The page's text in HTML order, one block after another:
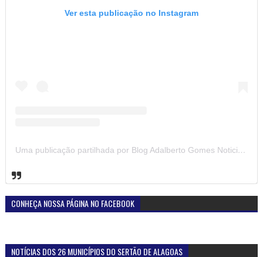
Ver esta publicação no Instagram
Uma publicação partilhada por Blog Adalberto Gomes Noticias (@blogadalbertogomesnoticiass)
CONHEÇA NOSSA PÁGINA NO FACEBOOK
NOTÍCIAS DOS 26 MUNICÍPIOS DO SERTÃO DE ALAGOAS